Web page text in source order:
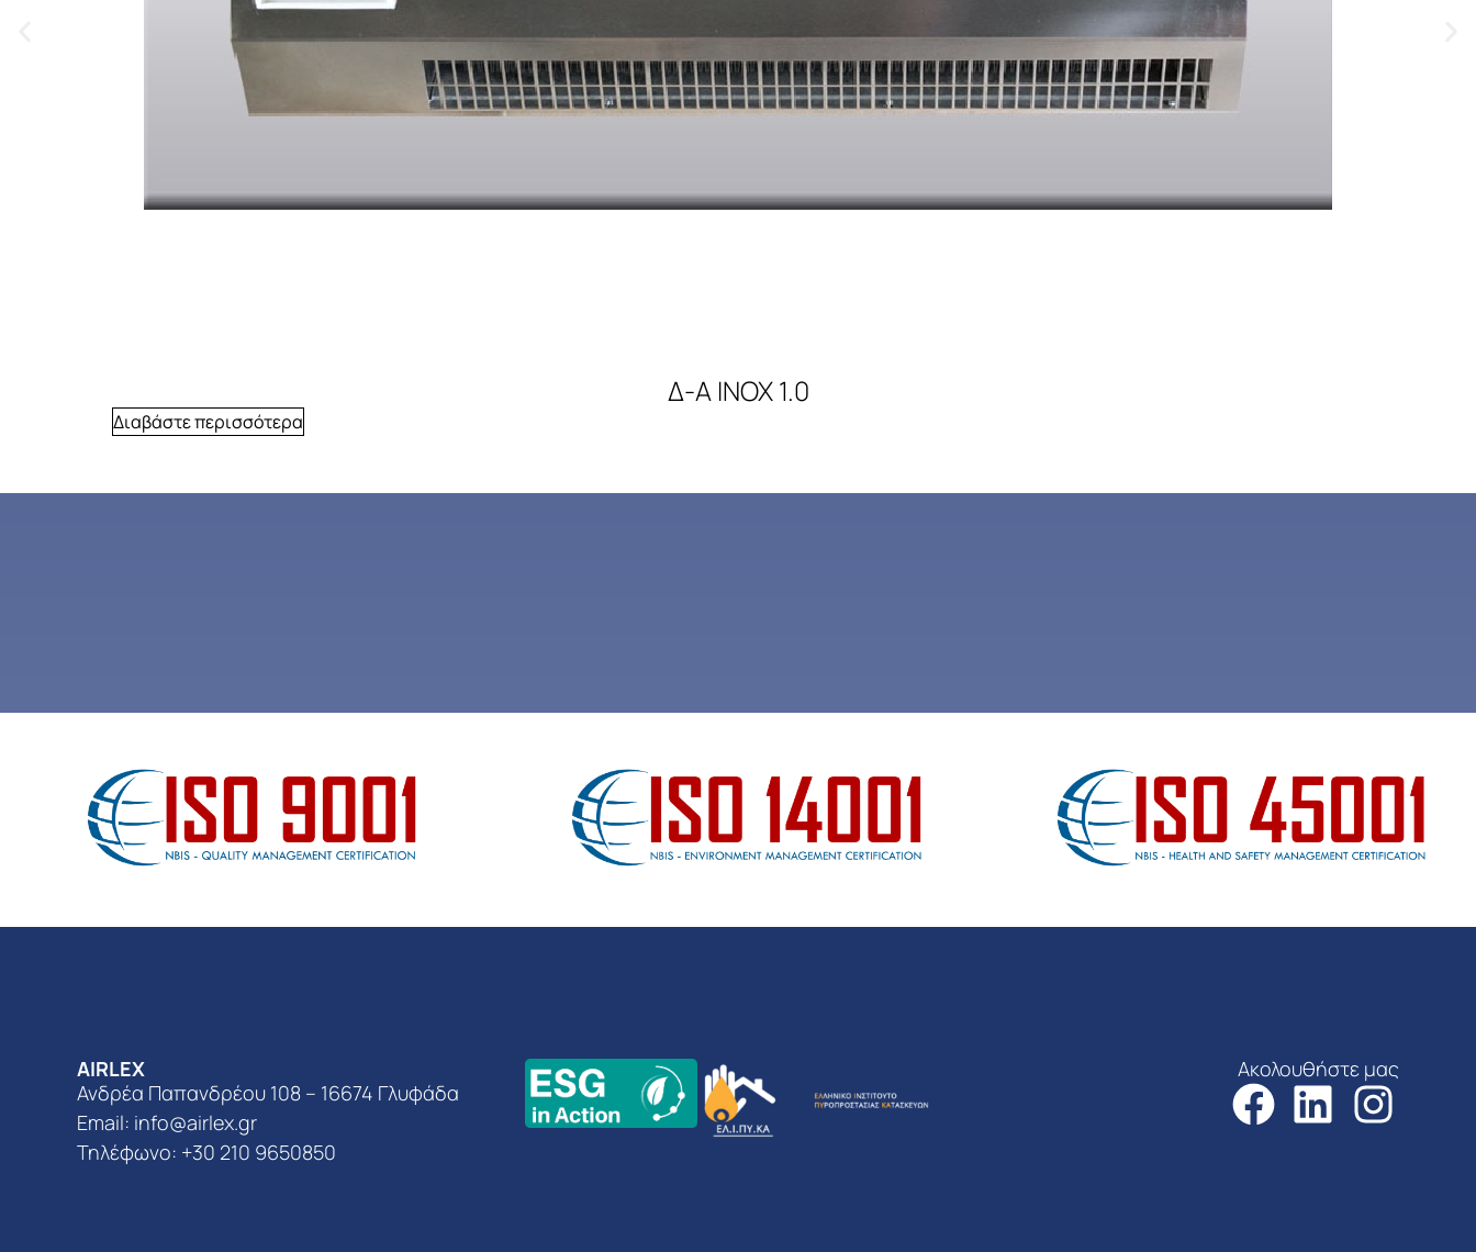
Δ-Α INOX 1.0
Διαβάστε περισσότερα
AIRLEX
Ανδρέα Παπανδρέου 108 – 16674 Γλυφάδα
Email: info@airlex.gr
Τηλέφωνο: +30 210 9650850
Ακολουθήστε μας